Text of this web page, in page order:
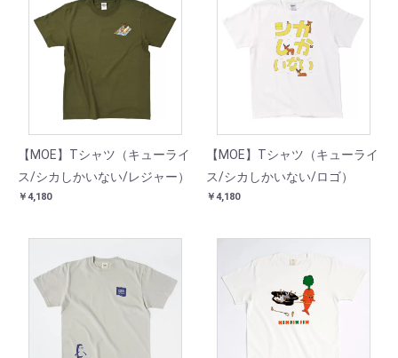
【MOE】Tシャツ（キューライ
ス/シカしかいない/レジャー）
￥4,180
【MOE】Tシャツ（キューライ
ス/シカしかいない/ロゴ）
￥4,180